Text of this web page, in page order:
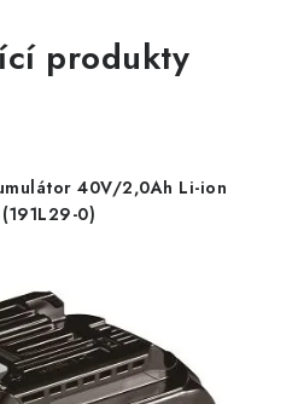
produkty
40V/2,0Ah Li-ion
0)